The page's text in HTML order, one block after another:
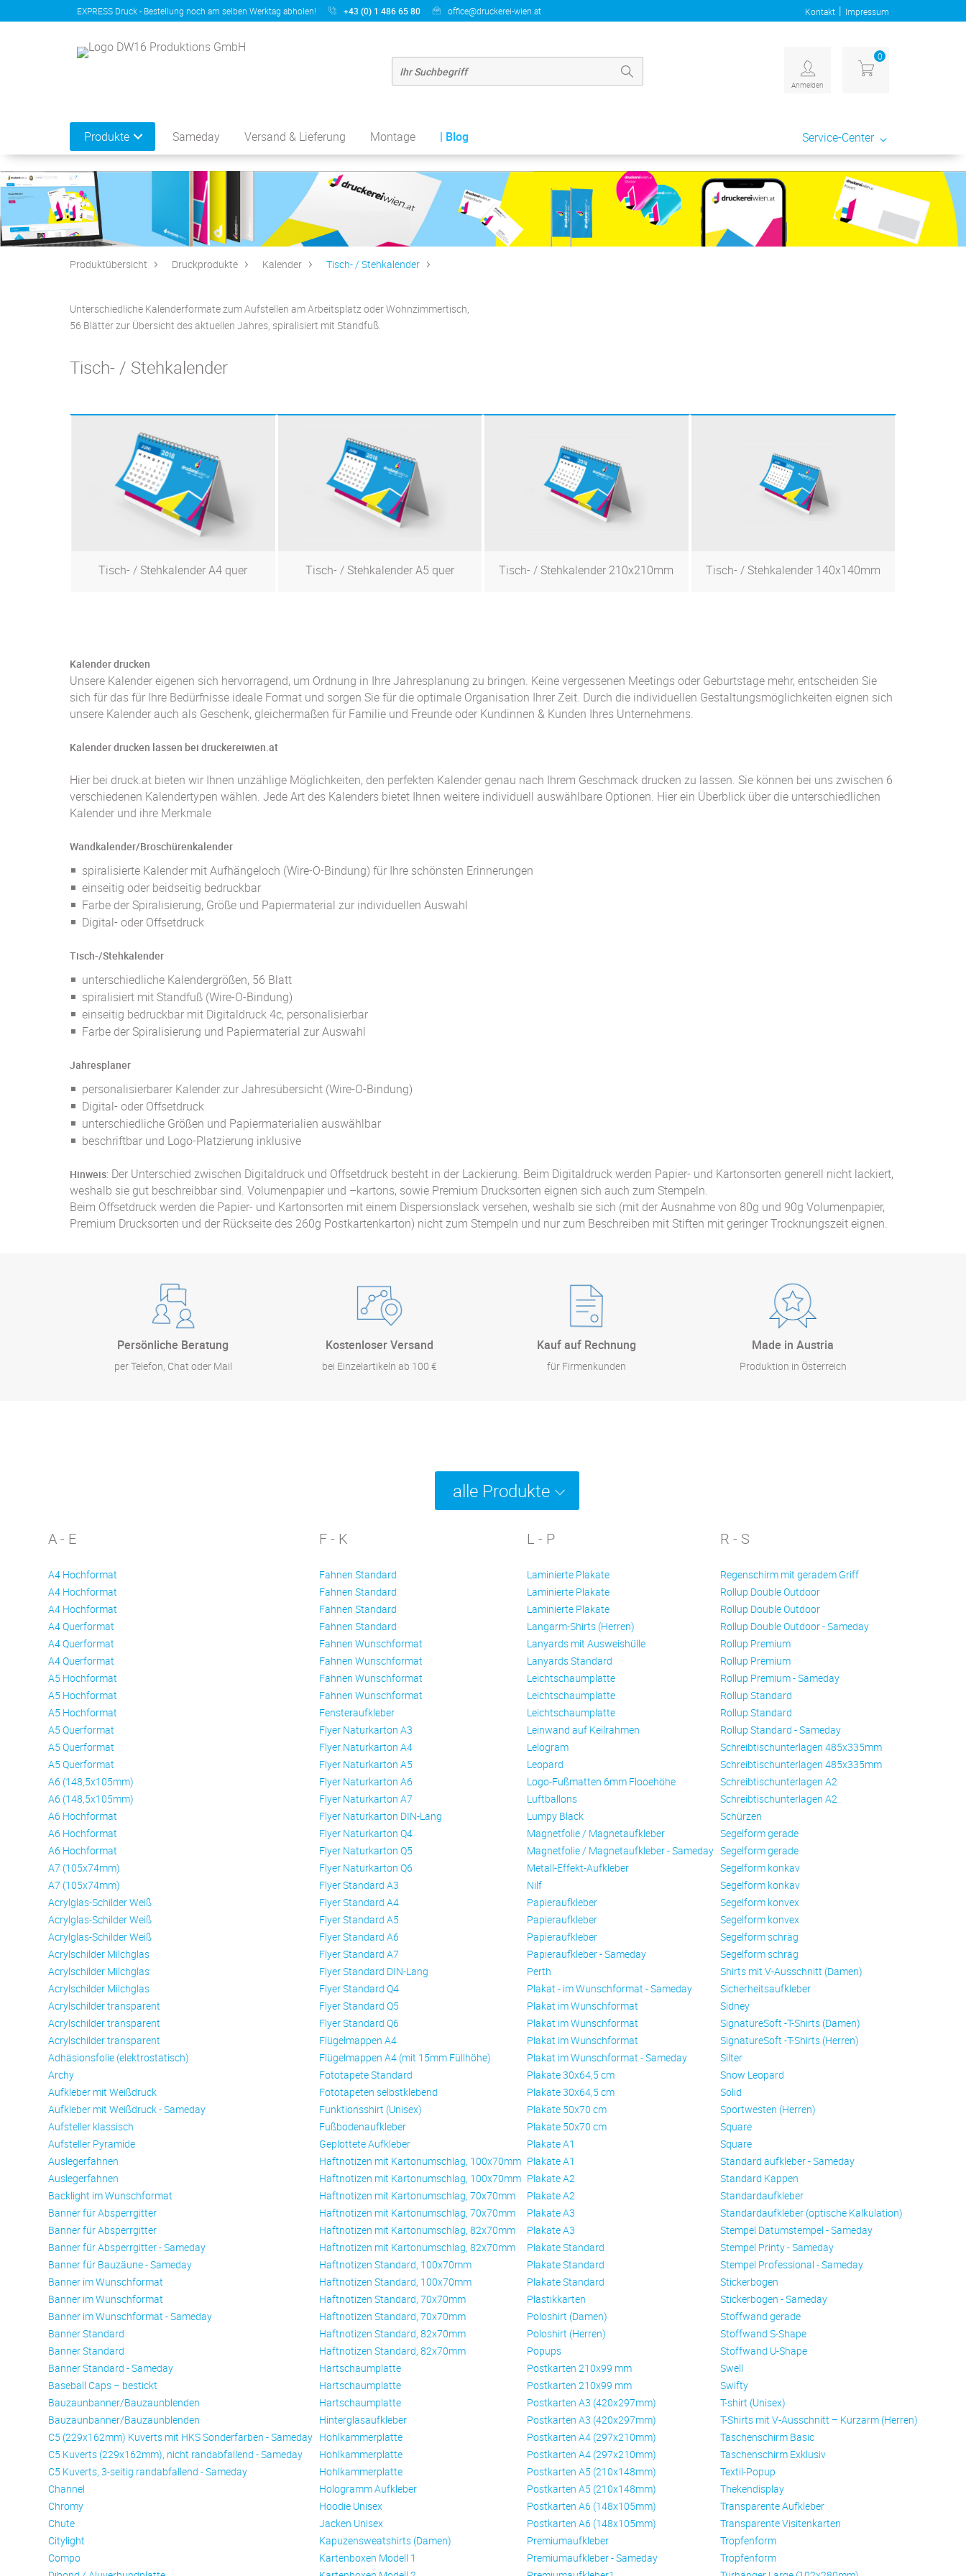
EXPRESS Druck - Bestellung noch am selben Werktag abholen! +43 (0) 1 486 65 80 office@druckerei-wien.at Kontakt | Impressum
Anmelden
0
Produkte Sameday Versand & Lieferung Montage | Blog Service-Center
Produktübersicht Druckprodukte Kalender Tisch- / Stehkalender
Unterschiedliche Kalenderformate zum Aufstellen am Arbeitsplatz oder Wohnzimmertisch,
56 Blätter zur Übersicht des aktuellen Jahres, spiralisiert mit Standfuß.
Tisch- / Stehkalender
Tisch- / Stehkalender A4 quer Tisch- / Stehkalender A5 quer Tisch- / Stehkalender 210x210mm Tisch- / Stehkalender 140x140mm
Kalender drucken
Unsere Kalender eigenen sich hervorragend, um Ordnung in Ihre Jahresplanung zu bringen. Keine vergessenen Meetings oder Geburtstage mehr, entscheiden Sie
sich für das für Ihre Bedürfnisse ideale Format und sorgen Sie für die optimale Organisation Ihrer Zeit. Durch die individuellen Gestaltungsmöglichkeiten eignen sich
unsere Kalender auch als Geschenk, gleichermaßen für Familie und Freunde oder Kundinnen & Kunden Ihres Unternehmens.
Kalender drucken lassen bei druckereiwien.at
Hier bei druck.at bieten wir Ihnen unzählige Möglichkeiten, den perfekten Kalender genau nach Ihrem Geschmack drucken zu lassen. Sie können bei uns zwischen 6
verschiedenen Kalendertypen wählen. Jede Art des Kalenders bietet Ihnen weitere individuell auswählbare Optionen. Hier ein Überblick über die unterschiedlichen
Kalender und ihre Merkmale
Wandkalender/Broschürenkalender
spiralisierte Kalender mit Aufhängeloch (Wire-O-Bindung) für Ihre schönsten Erinnerungen
einseitig oder beidseitig bedruckbar
Farbe der Spiralisierung, Größe und Papiermaterial zur individuellen Auswahl
Digital- oder Offsetdruck
Tisch-/Stehkalender
unterschiedliche Kalendergrößen, 56 Blatt
spiralisiert mit Standfuß (Wire-O-Bindung)
einseitig bedruckbar mit Digitaldruck 4c, personalisierbar
Farbe der Spiralisierung und Papiermaterial zur Auswahl
Jahresplaner
personalisierbarer Kalender zur Jahresübersicht (Wire-O-Bindung)
Digital- oder Offsetdruck
unterschiedliche Größen und Papiermaterialien auswählbar
beschriftbar und Logo-Platzierung inklusive
Hinweis: Der Unterschied zwischen Digitaldruck und Offsetdruck besteht in der Lackierung. Beim Digitaldruck werden Papier- und Kartonsorten generell nicht lackiert,
weshalb sie gut beschreibbar sind. Volumenpapier und –kartons, sowie Premium Drucksorten eignen sich auch zum Stempeln.
Beim Offsetdruck werden die Papier- und Kartonsorten mit einem Dispersionslack versehen, weshalb sie sich (mit der Ausnahme von 80g und 90g Volumenpapier,
Premium Drucksorten und der Rückseite des 260g Postkartenkarton) nicht zum Stempeln und nur zum Beschreiben mit Stiften mit geringer Trocknungszeit eignen.
Persönliche Beratung
per Telefon, Chat oder Mail
Kostenloser Versand
bei Einzelartikeln ab 100 €
Kauf auf Rechnung
für Firmenkunden
Made in Austria
Produktion in Österreich
alle Produkte
A - E
A4 Hochformat
A4 Hochformat
A4 Hochformat
A4 Querformat
A4 Querformat
A4 Querformat
A5 Hochformat
A5 Hochformat
A5 Hochformat
A5 Querformat
A5 Querformat
A5 Querformat
A6 (148,5x105mm)
A6 (148,5x105mm)
A6 Hochformat
A6 Hochformat
A6 Hochformat
A7 (105x74mm)
A7 (105x74mm)
Acrylglas-Schilder Weiß
Acrylglas-Schilder Weiß
Acrylglas-Schilder Weiß
Acrylschilder Milchglas
Acrylschilder Milchglas
Acrylschilder Milchglas
Acrylschilder transparent
Acrylschilder transparent
Acrylschilder transparent
Adhäsionsfolie (elektrostatisch)
Archy
Aufkleber mit Weißdruck
Aufkleber mit Weißdruck - Sameday
Aufsteller klassisch
Aufsteller Pyramide
Auslegerfahnen
Auslegerfahnen
Backlight im Wunschformat
Banner für Absperrgitter
Banner für Absperrgitter
Banner für Absperrgitter - Sameday
Banner für Bauzäune - Sameday
Banner im Wunschformat
Banner im Wunschformat
Banner im Wunschformat - Sameday
Banner Standard
Banner Standard
Banner Standard - Sameday
Baseball Caps – bestickt
Bauzaunbanner/Bauzaunblenden
Bauzaunbanner/Bauzaunblenden
C5 (229x162mm) Kuverts mit HKS Sonderfarben - Sameday
C5 Kuverts (229x162mm), nicht randabfallend - Sameday
C5 Kuverts, 3-seitig randabfallend - Sameday
Channel
Chromy
Chute
Citylight
Compo
F - K
Fahnen Standard
Fahnen Standard
Fahnen Standard
Fahnen Standard
Fahnen Wunschformat
Fahnen Wunschformat
Fahnen Wunschformat
Fahnen Wunschformat
Fensteraufkleber
Flyer Naturkarton A3
Flyer Naturkarton A4
Flyer Naturkarton A5
Flyer Naturkarton A6
Flyer Naturkarton A7
Flyer Naturkarton DIN-Lang
Flyer Naturkarton Q4
Flyer Naturkarton Q5
Flyer Naturkarton Q6
Flyer Standard A3
Flyer Standard A4
Flyer Standard A5
Flyer Standard A6
Flyer Standard A7
Flyer Standard DIN-Lang
Flyer Standard Q4
Flyer Standard Q5
Flyer Standard Q6
Flügelmappen A4
Flügelmappen A4 (mit 15mm Füllhöhe)
Fototapete Standard
Fototapeten selbstklebend
Funktionsshirt (Unisex)
Fußbodenaufkleber
Geplottete Aufkleber
Haftnotizen mit Kartonumschlag, 100x70mm
Haftnotizen mit Kartonumschlag, 100x70mm
Haftnotizen mit Kartonumschlag, 70x70mm
Haftnotizen mit Kartonumschlag, 70x70mm
Haftnotizen mit Kartonumschlag, 82x70mm
Haftnotizen mit Kartonumschlag, 82x70mm
Haftnotizen Standard, 100x70mm
Haftnotizen Standard, 100x70mm
Haftnotizen Standard, 70x70mm
Haftnotizen Standard, 70x70mm
Haftnotizen Standard, 82x70mm
Haftnotizen Standard, 82x70mm
Hartschaumplatte
Hartschaumplatte
Hartschaumplatte
Hinterglasaufkleber
Hohlkammerplatte
Hohlkammerplatte
Hohlkammerplatte
Hologramm Aufkleber
Hoodie Unisex
Jacken Unisex
Kapuzensweatshirts (Damen)
Kartenboxen Modell 1
L - P
Laminierte Plakate
Laminierte Plakate
Laminierte Plakate
Langarm-Shirts (Herren)
Lanyards mit Ausweishülle
Lanyards Standard
Leichtschaumplatte
Leichtschaumplatte
Leichtschaumplatte
Leinwand auf Keilrahmen
Lelogram
Leopard
Logo-Fußmatten 6mm Flooehöhe
Luftballons
Lumpy Black
Magnetfolie / Magnetaufkleber
Magnetfolie / Magnetaufkleber - Sameday
Metall-Effekt-Aufkleber
Nilf
Papieraufkleber
Papieraufkleber
Papieraufkleber
Papieraufkleber - Sameday
Perth
Plakat - im Wunschformat - Sameday
Plakat im Wunschformat
Plakat im Wunschformat
Plakat im Wunschformat
Plakat im Wunschformat - Sameday
Plakate 30x64,5 cm
Plakate 30x64,5 cm
Plakate 50x70 cm
Plakate 50x70 cm
Plakate A1
Plakate A1
Plakate A2
Plakate A2
Plakate A3
Plakate A3
Plakate Standard
Plakate Standard
Plakate Standard
Plastikkarten
Poloshirt (Damen)
Poloshirt (Herren)
Popups
Postkarten 210x99 mm
Postkarten 210x99 mm
Postkarten A3 (420x297mm)
Postkarten A3 (420x297mm)
Postkarten A4 (297x210mm)
Postkarten A4 (297x210mm)
Postkarten A5 (210x148mm)
Postkarten A5 (210x148mm)
Postkarten A6 (148x105mm)
Postkarten A6 (148x105mm)
Premiumaufkleber
Premiumaufkleber - Sameday
R - S
Regenschirm mit geradem Griff
Rollup Double Outdoor
Rollup Double Outdoor
Rollup Double Outdoor - Sameday
Rollup Premium
Rollup Premium
Rollup Premium - Sameday
Rollup Standard
Rollup Standard
Rollup Standard - Sameday
Schreibtischunterlagen 485x335mm
Schreibtischunterlagen 485x335mm
Schreibtischunterlagen A2
Schreibtischunterlagen A2
Schürzen
Se­gel­form ge­ra­de
Se­gel­form ge­ra­de
Se­gel­form konkav
Se­gel­form konkav
Se­gel­form konvex
Se­gel­form konvex
Se­gel­form schräg
Se­gel­form schräg
Shirts mit V-Ausschnitt (Damen)
Sicherheitsaufkleber
Sidney
SignatureSoft -T-Shirts (Damen)
SignatureSoft -T-Shirts (Herren)
Silter
Snow Leopard
Solid
Sportwesten (Herren)
Square
Square
Standard aufkleber - Sameday
Standard Kappen
Standardaufkleber
Standardaufkleber (optische Kalkulation)
Stempel Datumstempel - Sameday
Stempel Printy - Sameday
Stempel Professional - Sameday
Stickerbogen
Stickerbogen - Sameday
Stoffwand gerade
Stoffwand S-Shape
Stoffwand U-Shape
Swell
Swifty
T-shirt (Unisex)
T-Shirts mit V-Ausschnitt – Kurzarm (Herren)
Taschenschirm Basic
Taschenschirm Exklusiv
Textil-Popup
Thekendisplay
Transparente Aufkleber
Transparente Visitenkarten
Trop­fen­form
Trop­fen­form